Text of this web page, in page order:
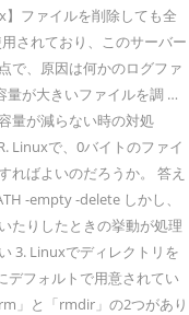
ファイルを削除しても全
されており、このサーバー
で、原因は何かのログファ
量が大きいファイルを調 …
量が減らない時の対処
Linuxで、0バイトのファイ
ればよいのだろうか。 答え
-empty -delete しかし、
たりしたときの挙動が処理
3. Linuxでディレクトリを
デフォルトで用意されてい
」と「rmdir」の2つがあり